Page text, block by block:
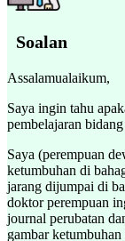
Soalan
Assalamualaikum,
Saya ingin tahu
pembelajaran
Saya (perempuan
ketumbuhan di
jarang dijumpai di
doktor perempuan
journal perubatan
gambar